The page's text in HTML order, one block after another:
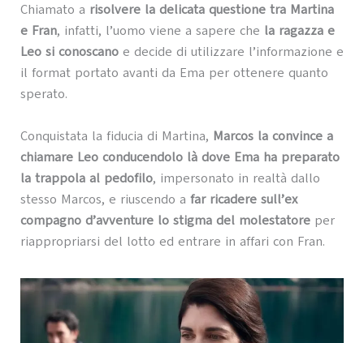
Chiamato a risolvere la delicata questione tra Martina
e Fran, infatti, l’uomo viene a sapere che la ragazza e
Leo si conoscanoe decide di utilizzare l’informazione e
il format portato avanti da Ema per ottenere quanto
sperato.
Conquistata la fiducia di Martina, Marcos la convince a
chiamare Leo conducendolo là dove Ema ha preparato
la trappola al pedofilo, impersonato in realtà dallo
stesso Marcos, e riuscendo a far ricadere sull’ex
compagno d’avventure lo stigma del molestatoreper
riappropriarsi del lotto ed entrare in affari con Fran.